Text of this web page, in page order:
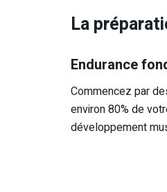
La
Endurance
Commencez par
environ 80% de
développement